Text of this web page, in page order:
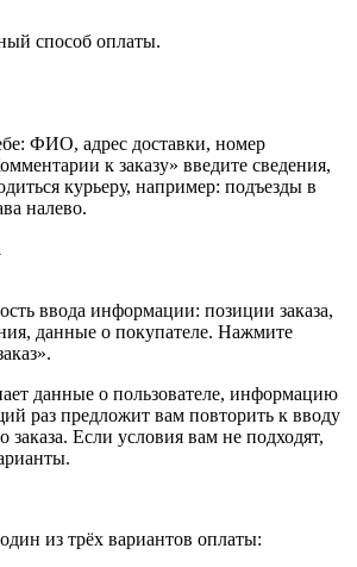
способ оплаты.
ФИО, адрес доставки, номер
к заказу» введите сведения,
курьеру, например: подъезды в
налево.
ввода информации: позиции заказа,
данные о покупателе. Нажмите
данные о пользователе, информацию
раз предложит вам повторить к вводу
Если условия вам не подходят,
из трёх вариантов оплаты: